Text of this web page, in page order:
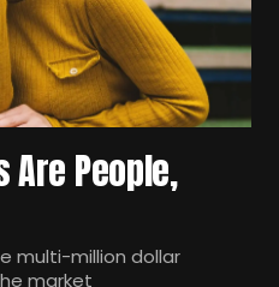
People,
multi-million dollar
market